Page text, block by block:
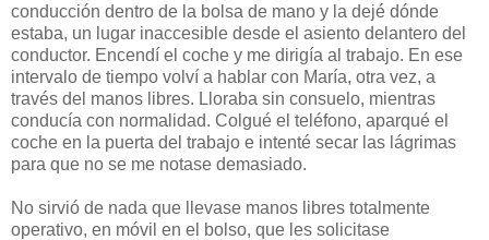
conducción dentro de la bolsa de mano y la dejé dónde
estaba, un lugar inaccesible desde el asiento delantero del
conductor. Encendí el coche y me dirigía al trabajo. En ese
intervalo de tiempo volví a hablar con María, otra vez, a
través del manos libres. Lloraba sin consuelo, mientras
conducía con normalidad. Colgué el teléfono, aparqué el
coche en la puerta del trabajo e intenté secar las lágrimas
para que no se me notase demasiado.
No sirvió de nada que llevase manos libres totalmente
operativo, en móvil en el bolso, que les solicitase